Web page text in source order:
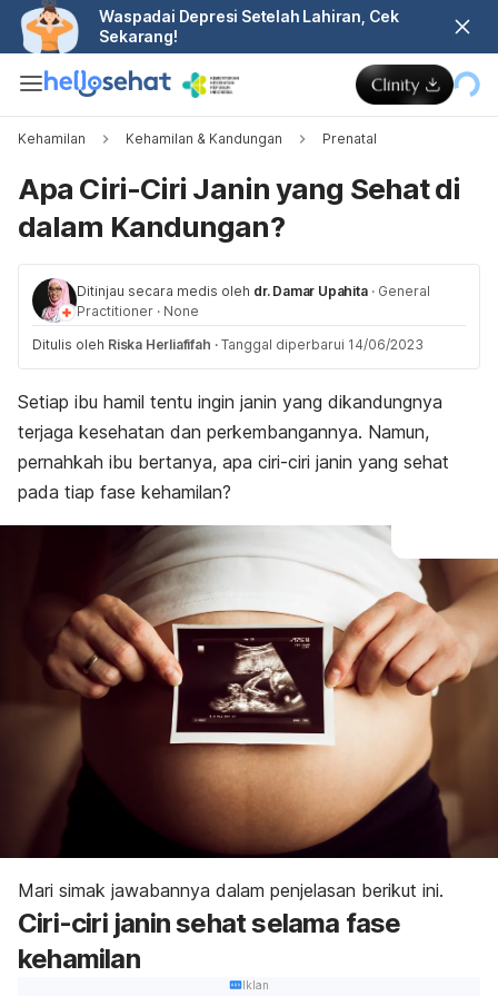
Waspadai Depresi Setelah Lahiran, Cek
Sekarang!
Kehamilan Kehamilan & Kandungan Prenatal
Apa Ciri-Ciri Janin yang Sehat di
dalam Kandungan?
Ditinjau secara medis oleh dr. Damar Upahita · General
Practitioner · None
Ditulis oleh Riska Herliafifah · Tanggal diperbarui 14/06/2023
Setiap ibu hamil tentu ingin janin yang dikandungnya
terjaga kesehatan dan perkembangannya. Namun,
pernahkah ibu bertanya, apa ciri-ciri janin yang sehat
pada tiap fase kehamilan?
Mari simak jawabannya dalam penjelasan berikut ini.
Ciri-ciri janin sehat selama fase
kehamilan
Iklan